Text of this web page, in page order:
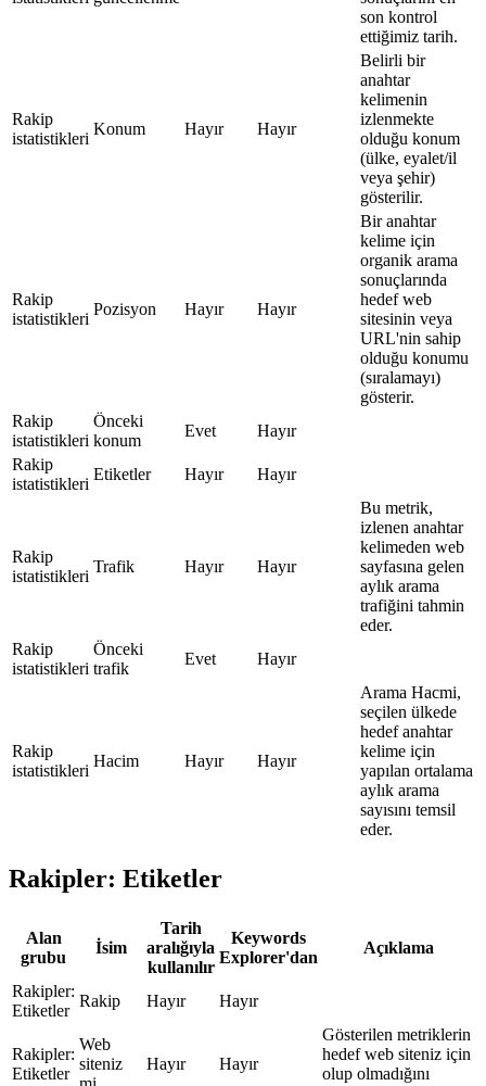
son kontrol
ettiğimiz tarih.
Rakip
istatistikleri
Konum Hayır Hayır
Belirli bir
anahtar
kelimenin
izlenmekte
olduğu konum
(ülke, eyalet/il
veya şehir)
gösterilir.
Rakip
istatistikleri
Pozisyon Hayır Hayır
Bir anahtar
kelime için
organik arama
sonuçlarında
hedef web
sitesinin veya
URL'nin sahip
olduğu konumu
(sıralamayı)
gösterir.
Rakip
istatistikleri
Önceki
konum
Evet
Hayır
Rakip
istatistikleri
Etiketler Hayır Hayır
Rakip
istatistikleri
Trafik Hayır Hayır
Bu metrik,
izlenen anahtar
kelimeden web
sayfasına gelen
aylık arama
trafiğini tahmin
eder.
Rakip
istatistikleri
Önceki
trafik
Evet Hayır
Rakip
istatistikleri
Hacim Hayır Hayır
Arama Hacmi,
seçilen ülkede
hedef anahtar
kelime için
yapılan ortalama
aylık arama
sayısını temsil
eder.
Rakipler: Etiketler
Alan
grubu
İsim
Tarih
aralığıyla
kullanılır
Keywords
Explorer'dan
Açıklama
Rakipler:
Etiketler
Rakip Hayır Hayır
Rakipler:
Etiketler
Web
siteniz
Hayır Hayır
Gösterilen metriklerin
hedef web siteniz için
olup olmadığını